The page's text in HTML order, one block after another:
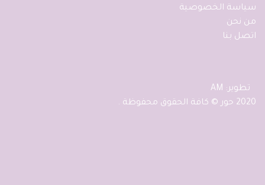
سياسة الخصوصية
من نحن
اتصل بنا
تطوير: AM
2020 حور © كافة الحقوق محفوظة .